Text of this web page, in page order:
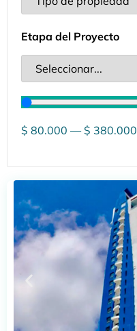
Etapa del Proyecto
$ 80.000 —$ 380.000